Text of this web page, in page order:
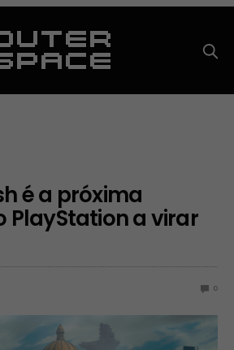
é a próxima
PlayStation a virar
0